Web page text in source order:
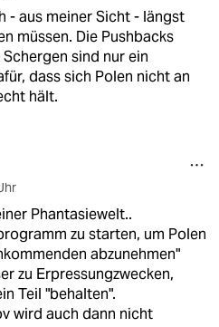
- aus meiner Sicht - längst
müssen. Die Pushbacks
sind nur ein
dass sich Polen nicht an
hält.
Phantasiewelt..
zu starten, um Polen
abzunehmen"
zu Erpressungzwecken,
Teil "behalten".
wird auch dann nicht